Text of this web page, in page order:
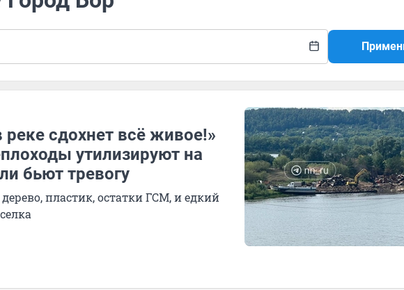
сдохнет всё живое!»
утилизируют на
бьют тревогу
пластик, остатки ГСМ, и едкий